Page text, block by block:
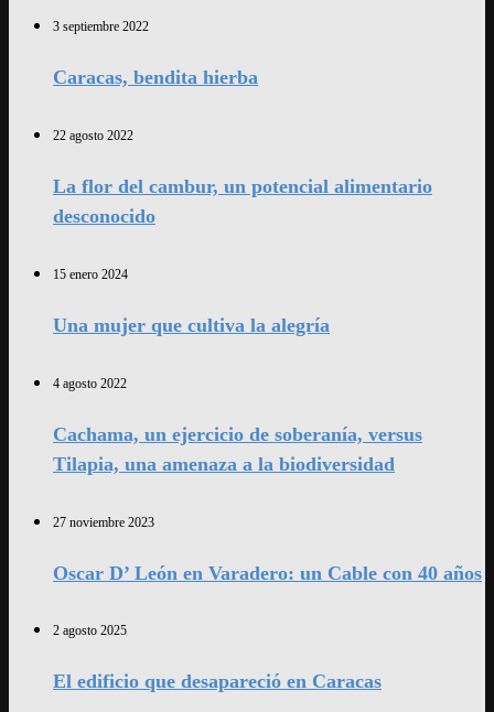
3 septiembre 2022
Caracas, bendita hierba
22 agosto 2022
La flor del cambur, un potencial alimentario
desconocido
15 enero 2024
Una mujer que cultiva la alegría
4 agosto 2022
Cachama, un ejercicio de soberanía, versus
Tilapia, una amenaza a la biodiversidad
27 noviembre 2023
Oscar D’ León en Varadero: un Cable con 40 años
2 agosto 2025
El edificio que desapareció en Caracas